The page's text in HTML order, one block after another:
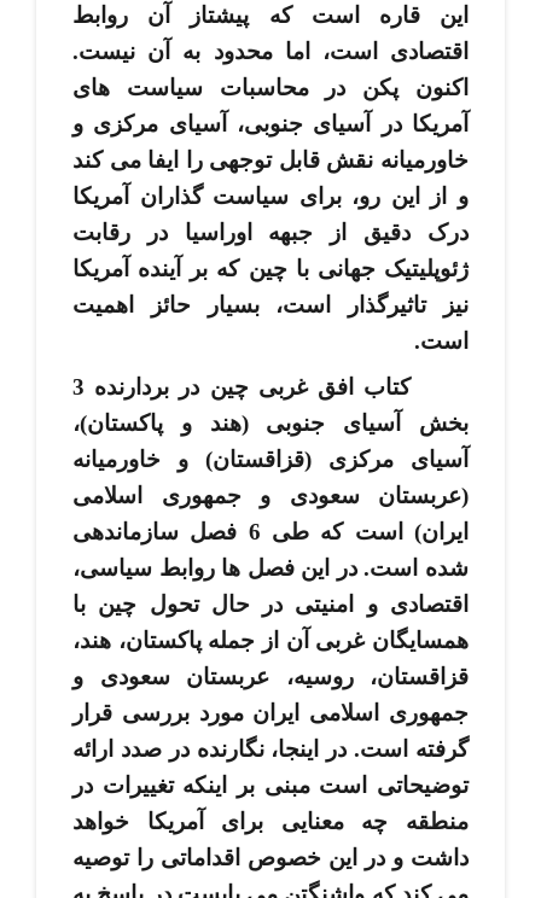
این قاره است که پیشتاز آن روابط
اقتصادی است، اما محدود به آن نیست.
اکنون پکن در محاسبات سیاست ­های
آمریکا در آسیای جنوبی، آسیای مرکزی و
خاورمیانه نقش قابل توجهی را ایفا می ­کند
و از این رو، برای سیاست گذاران آمریکا
درک دقیق از جبهه اوراسیا در رقابت
ژئوپلیتیک جهانی با چین که بر آینده آمریکا
نیز تاثیرگذار است، بسیار حائز اهمیت
است.
کتاب افق غربی چین در بردارنده 3
بخش آسیای جنوبی (هند و پاکستان)،
آسیای مرکزی (قزاقستان) و خاورمیانه
(عربستان سعودی و جمهوری اسلامی
ایران) است که طی 6 فصل سازماندهی
شده ­است. در این فصل ­ها روابط سیاسی،
اقتصادی و امنیتی در حال تحول چین با
همسایگان غربی آن از جمله پاکستان، هند،
قزاقستان، روسیه، عربستان سعودی و
جمهوری اسلامی ایران مورد بررسی قرار
گرفته ­است. در اینجا، نگارنده در صدد ارائه
توضیحاتی است مبنی بر اینکه تغییرات در
منطقه چه معنایی برای آمریکا خواهد
داشت و در این خصوص اقداماتی را توصیه